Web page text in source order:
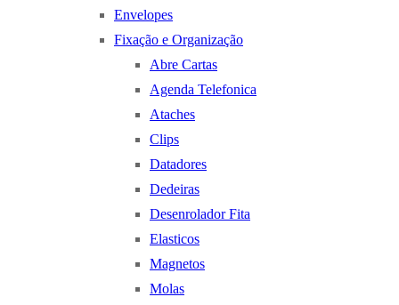
Envelopes
Fixação e Organização
Abre Cartas
Agenda Telefonica
Ataches
Clips
Datadores
Dedeiras
Desenrolador Fita
Elasticos
Magnetos
Molas